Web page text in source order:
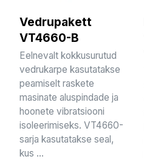
Vedrupakett
VT4660-B
Eelnevalt kokkusurutud
vedrukarpe kasutatakse
peamiselt raskete
masinate aluspindade ja
hoonete vibratsiooni
isoleerimiseks. VT4660-
sarja kasutatakse seal,
kus ...